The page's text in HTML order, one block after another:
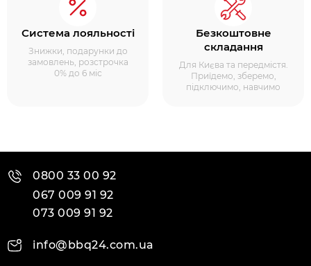
Система лояльності
Знижки, подарунки до
замовлень, розстрочка
0% до 6 міс
Безкоштовне
складання
Для Києва та передмістя.
Приїдемо, зберемо,
підключимо, навчимо
0800 33 00 92
067 009 91 92
073 009 91 92
info@bbq24.com.ua